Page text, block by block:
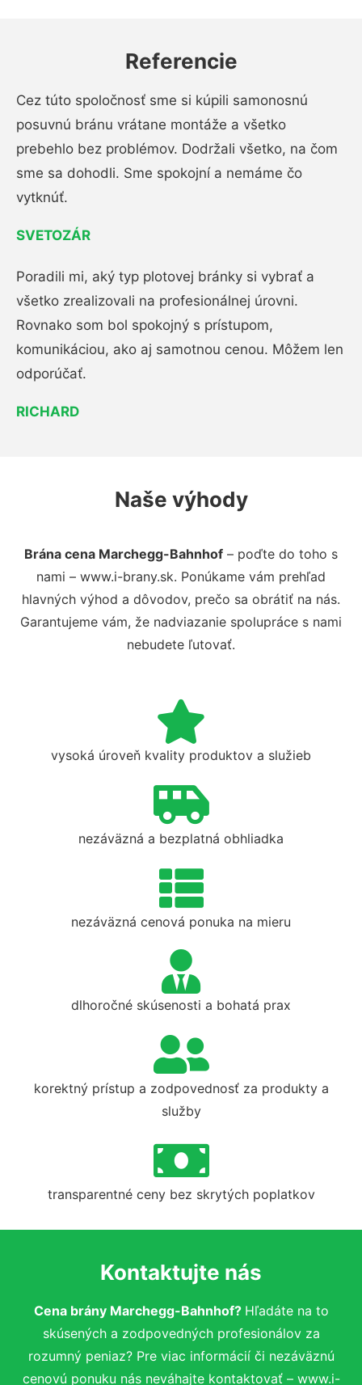
Referencie
Cez túto spoločnosť sme si kúpili samonosnú
posuvnú bránu vrátane montáže a všetko
prebehlo bez problémov. Dodržali všetko, na čom
sme sa dohodli. Sme spokojní a nemáme čo
vytknúť.
SVETOZÁR
Poradili mi, aký typ plotovej bránky si vybrať a
všetko zrealizovali na profesionálnej úrovni.
Rovnako som bol spokojný s prístupom,
komunikáciou, ako aj samotnou cenou. Môžem len
odporúčať.
RICHARD
Naše výhody
Brána cena Marchegg-Bahnhof – poďte do toho s
nami – www.i-brany.sk. Ponúkame vám prehľad
hlavných výhod a dôvodov, prečo sa obrátiť na nás.
Garantujeme vám, že nadviazanie spolupráce s nami
nebudete ľutovať.
vysoká úroveň kvality produktov a služieb
nezáväzná a bezplatná obhliadka
nezáväzná cenová ponuka na mieru
dlhoročné skúsenosti a bohatá prax
korektný prístup a zodpovednosť za produkty a
služby
transparentné ceny bez skrytých poplatkov
Kontaktujte nás
Cena brány Marchegg-Bahnhof? Hľadáte na to
skúsených a zodpovedných profesionálov za
rozumný peniaz? Pre viac informácií či nezáväznú
cenovú ponuku nás neváhajte kontaktovať – www.i-